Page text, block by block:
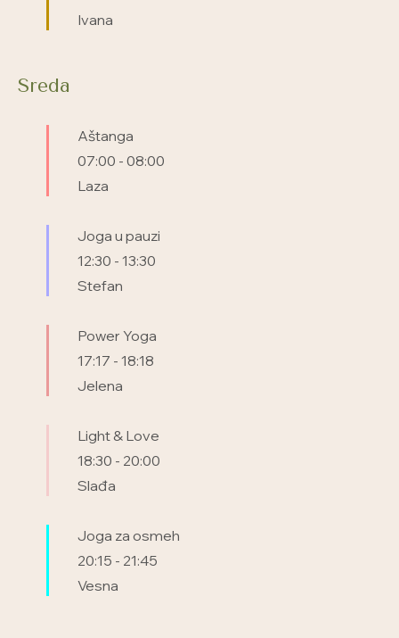
Ivana
Sreda
Aštanga
07:00 - 08:00
Laza
Joga u pauzi
12:30 - 13:30
Stefan
Power Yoga
17:17 - 18:18
Jelena
Light & Love
18:30 - 20:00
Slađa
Joga za osmeh
20:15 - 21:45
Vesna